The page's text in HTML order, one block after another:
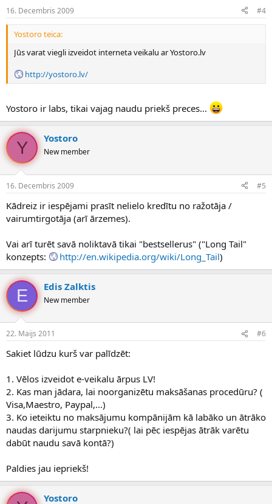
16. Decembris 2009 #4
Yostoro teica:
Jūs varat viegli izveidot interneta veikalu ar Yostoro.lv
http://yostoro.lv/
Yostoro ir labs, tikai vajag naudu priekš preces...
Y Yostoro
New member
16. Decembris 2009 #5
Kādreiz ir iespējami prasīt nelielo kredītu no ražotāja /
vairumtirgotāja (arī ārzemes).
Vai arī turēt savā noliktavā tikai "bestsellerus" ("Long Tail"
konzepts:
http://en.wikipedia.org/wiki/Long_Tail)
E Edis Zalktis
New member
22. Maijs 2011 #6
Sakiet lūdzu kurš var palīdzēt:
1. Vēlos izveidot e-veikalu ārpus LV!
2. Kas man jādara, lai noorganizētu maksāšanas procedūru? (
Visa,Maestro, Paypal,...)
3. Ko ieteiktu no maksājumu kompānijām kā labāko un ātrāko
naudas darijumu starpnieku?( lai pēc iespējas ātrāk varētu
dabūt naudu savā kontā?)
Paldies jau iepriekš!
Yostoro